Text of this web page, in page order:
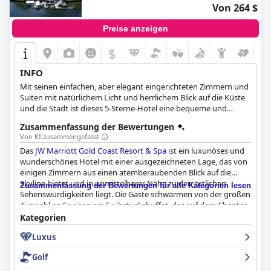
Von 264 $
Preise anzeigen
$
INFO
Mit seinen einfachen, aber elegant eingerichteten Zimmern und
Suiten mit natürlichem Licht und herrlichem Blick auf die Küste
und die Stadt ist dieses 5-Sterne-Hotel eine bequeme und
oder aus geschäftlichen Gründen unterwegs sind.
Zusammenfassung der Bewertungen
Von KI zusammengefasst
Das JW Marriott Gold Coast Resort & Spa ist ein luxuriöses und
wunderschönes Hotel mit einer ausgezeichneten Lage, das von
einigen Zimmern aus einen atemberaubenden Blick auf die
Skyline bietet und in unmittelbarer Nähe zu den örtlichen
Sehenswürdigkeiten liegt. Die Gäste schwärmen von der großen
Auswahl an Speisen am Frühstücksbuffet, das auf dem Chapter
& Verse Deck serviert wird. Die Zimmer sind gut ausgestattet
und komfortabel, und die Gäste schätzen die modernen
Annehmlichkeiten wie den mit Google Chrome verbundenen
Fernseher. Das Personal des Hotels ist außergewöhnlich,
freundlich, hilfsbereit und aufmerksam und gibt den Gästen das
Zusammenfassung der Bewertungen für alle Kategorien lesen
Kategorien
Luxus
Golf